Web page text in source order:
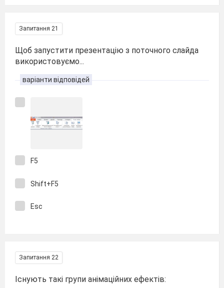
Запитання 21
Щоб запустити презентацію з поточного слайда
використовуємо...
варіанти відповідей
F5
Shift+F5
Esc
Запитання 22
Існують такі групи анімаційних ефектів: